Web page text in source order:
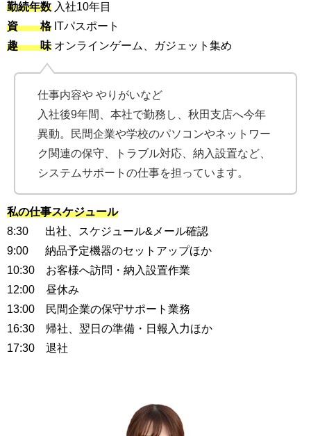
勤続年数 入社10年目
資 格ITパスポート
趣 味 オンラインゲーム、ガジェット集め
仕事内容や やりがいなど
入社後9年間、本社で勤務し、秋田支店へ今年
異動。民間企業や学校のパソコンやネットワー
ク関連の保守、トラブル対応、納入設置など、
システムサポートの仕事を担っています。
私の仕事スケジュール
8:30 出社、スケジュール&メール確認
9:00 納品予定機器のセットアップほか
10:30 お客様へ訪問・納入設置作業
12:00 昼休み
13:00 民間企業の保守サポート業務
16:30 帰社、翌日の準備・日報入力ほか
17:30 退社